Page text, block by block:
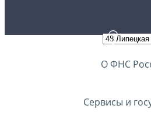
О ФНС
Сервисы и